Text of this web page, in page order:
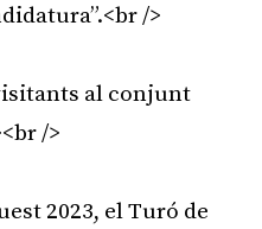
/>
al conjunt
/>
2023, el Turó de